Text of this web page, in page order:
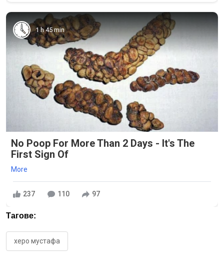
1 h 45 min
No Poop For More Than 2 Days - It's The
First Sign Of
More
237 110 97
Тагове:
херо мустафа